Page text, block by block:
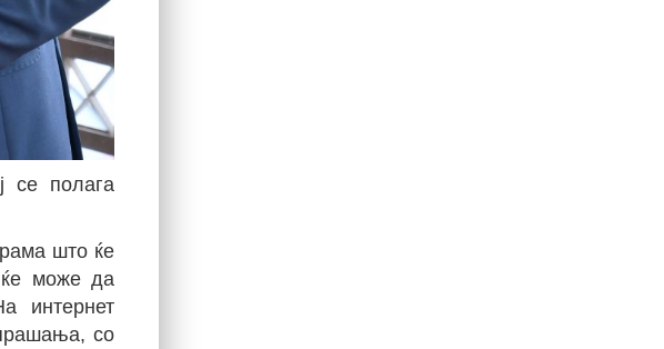
се полага
што ќе
ќе може да
интернет
со